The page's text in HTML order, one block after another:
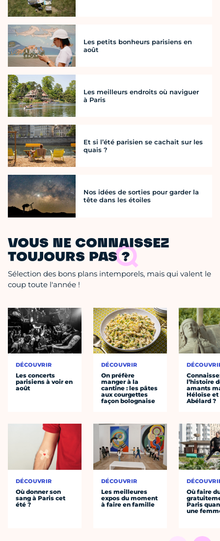
Les petits bonheurs parisiens en
août
Les meilleurs endroits où naviguer
à Paris
Et si l’été parisien se cachait sur les
quais ?
Nos idées de sorties pour garder la
tête dans les étoiles
VOUS NE CONNAISSEZ
TOUJOURS PAS ?
Sélection des bons plans intemporels, mais qui valent le
coup toute l'année !
DÉCOUVRIR
Les concerts
parisiens à voir en
août
DÉCOUVRIR
Où donner son
sang à Paris cet
été ?
DÉCOUVRIR
On préfère
manger à la
cantine : les pâtes
aux courgettes
façon bolognaise
DÉCOUVRIR
Les meilleures
expos du moment
à faire en famille
l’histoire
amants
Héloïse et
Abélard ?
Où faire
Paris
une